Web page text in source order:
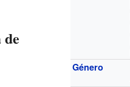
Género